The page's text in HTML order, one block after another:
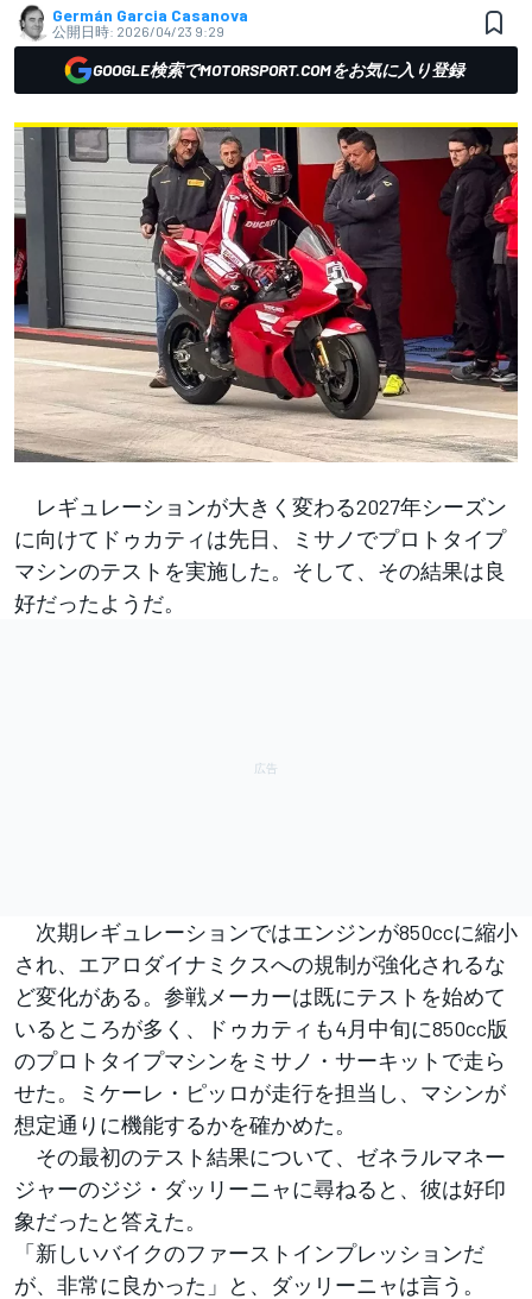
Germán Garcia Casanova
公開日時: 2026/04/23 9:29
GOOGLE検索でMOTORSPORT.COMをお気に入り登録
レギュレーションが大きく変わる2027年シーズン
に向けてドゥカティは先日、ミサノでプロトタイプ
マシンのテストを実施した。そして、その結果は良
好だったようだ。
次期レギュレーションではエンジンが850ccに縮小
され、エアロダイナミクスへの規制が強化されるな
ど変化がある。参戦メーカーは既にテストを始めて
いるところが多く、ドゥカティも4月中旬に850cc版
のプロトタイプマシンをミサノ・サーキットで走ら
せた。ミケーレ・ピッロが走行を担当し、マシンが
想定通りに機能するかを確かめた。
その最初のテスト結果について、ゼネラルマネー
ジャーのジジ・ダッリーニャに尋ねると、彼は好印
象だったと答えた。
「新しいバイクのファーストインプレッションだ
が、非常に良かった」と、ダッリーニャは言う。